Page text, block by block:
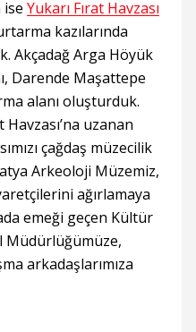
Yukarı Fırat Havzası
kazılarında
Akçadağ Arga Höyük
Darende Maşattepe
alanı oluşturduk.
Havzası’na uzanan
çağdaş müzecilik
Arkeoloji Müzemiz,
ağırlamaya
emeği geçen Kültür
Müdürlüğümüze,
arkadaşlarımıza